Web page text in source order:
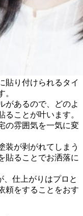
貼り付けられるタイ
。
があるので、どのよ
ることが叶います。
の雰囲気を一気に変
装が剥がれてしまう
貼ることでお洒落に
仕上がりはプロと
頼をすることをおす